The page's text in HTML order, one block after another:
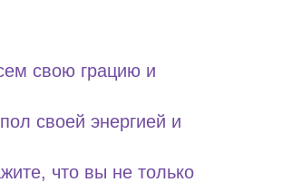
свою грацию и
своей энергией и
что вы не только